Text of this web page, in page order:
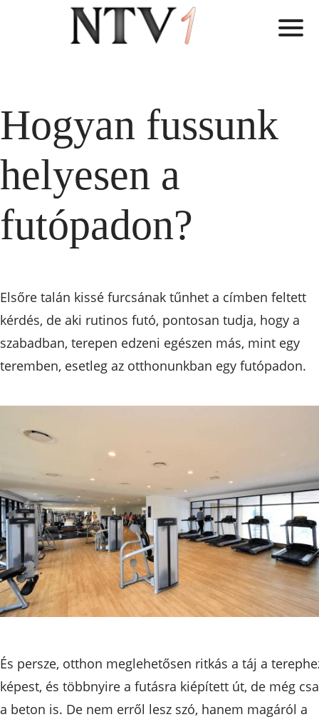
Hogyan fussunk
helyesen a
futópadon?
Elsőre talán kissé furcsának tűnhet a címben feltett
kérdés, de aki rutinos futó, pontosan tudja, hogy a
szabadban, terepen edzeni egészen más, mint egy
teremben, esetleg az otthonunkban egy futópadon.
És persze, otthon meglehetősen ritkás a táj a
képest, és többnyire a futásra kiépített út, de még
a beton is. De nem erről lesz szó, hanem magáról a